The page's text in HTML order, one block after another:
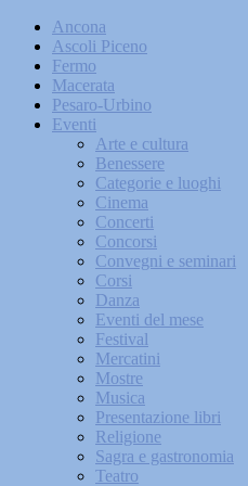
Ancona
Ascoli Piceno
Fermo
Macerata
Pesaro-Urbino
Eventi
Arte e cultura
Benessere
Categorie e luoghi
Cinema
Concerti
Concorsi
Convegni e seminari
Corsi
Danza
Eventi del mese
Festival
Mercatini
Mostre
Musica
Presentazione libri
Religione
Sagra e gastronomia
Teatro